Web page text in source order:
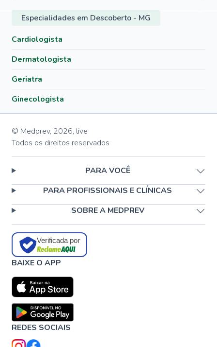
Especialidades em Descoberto - MG
Cardiologista
Dermatologista
Geriatra
Ginecologista
© Medprev, 2026, live
Todos os direitos reservados
PARA VOCÊ
PARA PROFISSIONAIS E CLÍNICAS
SOBRE A MEDPREV
Verificada por
BAIXE O APP
REDES SOCIAIS